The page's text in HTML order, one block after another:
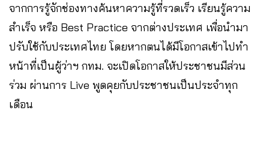
จากการรู้จักช่องทางค้นหาความรู้ที่รวดเร็ว เรียนรู้ความ
สำเร็จ หรือ Best Practice จากต่างประเทศ เพื่อนำมา
ปรับใช้กับประเทศไทย โดยหากตนได้มีโอกาสเข้าไปทำ
หน้าที่เป็นผู้ว่าฯ กทม. จะเปิดโอกาสให้ประชาชนมีส่วน
ร่วม ผ่านการ Live พูดคุยกับประชาชนเป็นประจำทุก
เดือน